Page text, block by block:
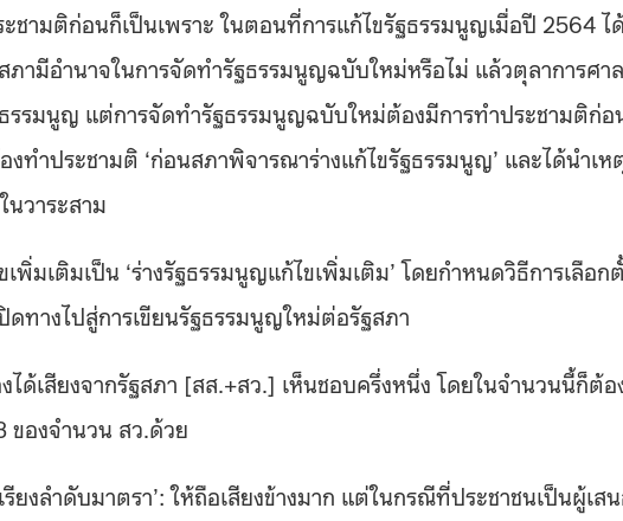
ชามติก่อนก็เป็นเพราะ ในตอนที่การแก้ไขรัฐธรรมนูญเมื่อปี 2564 ไ
ามีอำนาจในการจัดทำรัฐธรรมนูญฉบับใหม่หรือไม่ แล้วตุลาการศา
รรมนูญ แต่การจัดทำรัฐธรรมนูญฉบับใหม่ต้องมีการทำประชามติก่อ
ทำประชามติ ‘ก่อนสภาพิจารณาร่างแก้ไขรัฐธรรมนูญ’ และได้นำเห
นวาระสาม
มเติมเป็น ‘ร่างรัฐธรรมนูญแก้ไขเพิ่มเติม’ โดยกำหนดวิธีการเลือก
ทางไปสู่การเขียนรัฐธรรมนูญใหม่ต่อรัฐสภา
ได้เสียงจากรัฐสภา [สส.+สว.] เห็นชอบครึ่งหนึ่ง โดยในจำนวนนี้ก็ต้อ
ของจำนวน สว.ด้วย
ยงลำดับมาตรา’: ให้ถือเสียงข้างมาก แต่ในกรณีที่ประชาชนเป็นผู้เส